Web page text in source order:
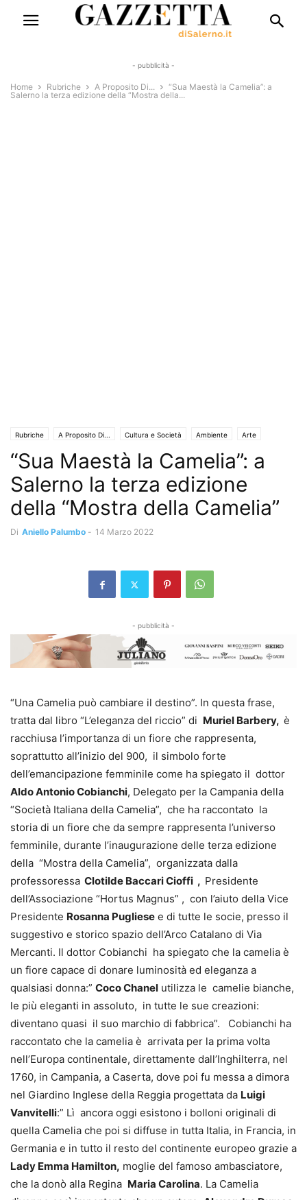
- pubblicità -
Home Rubriche A Proposito Di...
“Sua Maestà la Camelia”: a
Salerno la terza edizione della “Mostra della...
Rubriche A Proposito Di... Cultura e Società Ambiente Arte
Associazionismo Chiacchiere&Caffe' Concerti Cronaca
Eventi e Manifestazioni Mostre e concerti Territori Storia del territorio
“Sua Maestà la Camelia”: a
Salerno la terza edizione
della “Mostra della Camelia”
Di Aniello Palumbo - 14 Marzo 2022
- pubblicità -
“Una Camelia può cambiare il destino”. In questa frase,
tratta dal libro “L’eleganza del riccio” di Muriel Barbery, è
racchiusa l’importanza di un fiore che rappresenta,
soprattutto all’inizio del 900, il simbolo forte
dell’emancipazione femminile come ha spiegato il dottor
Aldo Antonio Cobianchi, Delegato per la Campania della
“Società Italiana della Camelia”, che ha raccontato la
storia di un fiore che da sempre rappresenta l’universo
femminile, durante l’inaugurazione delle terza edizione
della “Mostra della Camelia”, organizzata dalla
professoressa Clotilde Baccari Cioffi , Presidente
dell’Associazione “Hortus Magnus” , con l’aiuto della Vice
Presidente Rosanna Pugliese e di tutte le socie, presso il
suggestivo e storico spazio dell’Arco Catalano di Via
Mercanti. Il dottor Cobianchi ha spiegato che la camelia è
un fiore capace di donare luminosità ed eleganza a
qualsiasi donna:” Coco Chanel utilizza le camelie bianche,
le più eleganti in assoluto, in tutte le sue creazioni:
diventano quasi il suo marchio di fabbrica”. Cobianchi ha
raccontato che la camelia è arrivata per la prima volta
nell’Europa continentale, direttamente dall’Inghilterra, nel
1760, in Campania, a Caserta, dove poi fu messa a dimora
nel Giardino Inglese della Reggia progettata da Luigi
Vanvitelli:” Lì ancora oggi esistono i bolloni originali di
quella Camelia che poi si diffuse in tutta Italia, in Francia, in
Germania e in tutto il resto del continente europeo grazie a
Lady Emma Hamilton, moglie del famoso ambasciatore,
che la donò alla Regina Maria Carolina. La Camelia